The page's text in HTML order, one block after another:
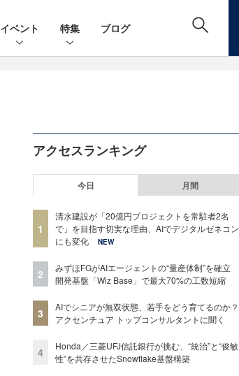
イベント 特集 ブログ
アクセスランキング
今日 月間
1
清水建設が「20億円プロジェクトを常駐者2名
で」を目指す切実な理由、AIでデジタルゼネコン
にも変化
NEW
2
みずほFGがAIエージェントの“量産体制”を確立
開発基盤「Wiz Base」で最大70%の工数短縮
3
AIでシニアが無双状態、若手をどう育てるのか？
アクセンチュア トップコンサルタントに聞く
4
Honda／三菱UFJ信託銀行が挑む、“統治”と“俊敏
性”を共存させたSnowflake基盤構築